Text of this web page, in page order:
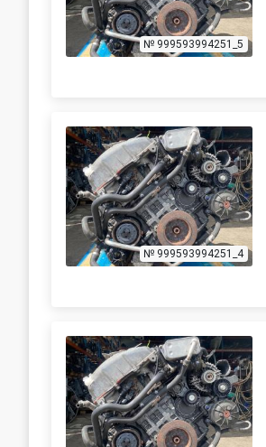
№ 999593994251_5
№ 999593994251_4